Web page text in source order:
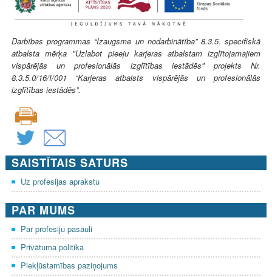
Darbības programmas “Izaugsme un nodarbinātība” 8.3.5. specifiskā
atbalsta mērķa "Uzlabot pieeju karjeras atbalstam izglītojamajiem
vispārējās un profesionālās izglītības iestādēs" projekts Nr.
8.3.5.0/16/I/001 “Karjeras atbalsts vispārējās un profesionālās
izglītības iestādēs”.
SAISTĪTAIS SATURS
Uz profesijas aprakstu
PAR MUMS
Par profesiju pasauli
Privātuma politika
Piekļūstamības paziņojums